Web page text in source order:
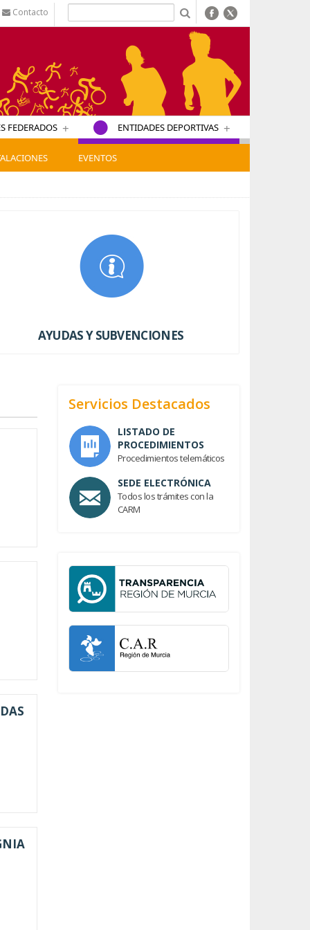
Contacto
FEDERADOS + ENTIDADES DEPORTIVAS +
EVENTOS
AYUDAS Y SUBVENCIONES
Servicios Destacados
LISTADO DE
PROCEDIMIENTOS
Procedimientos telemáticos
SEDE ELECTRÓNICA
Todos los trámites con la
CARM